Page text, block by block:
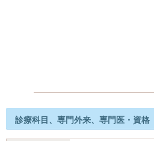
診療科目、専門外来、専門医・資格